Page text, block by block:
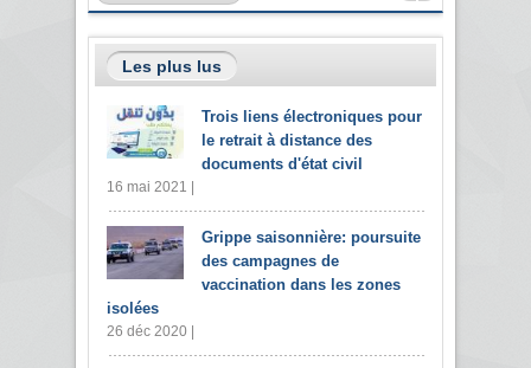
Les plus lus
Trois liens électroniques pour
le retrait à distance des
documents d'état civil
16 mai 2021 |
Grippe saisonnière: poursuite
des campagnes de
vaccination dans les zones
isolées
26 déc 2020 |